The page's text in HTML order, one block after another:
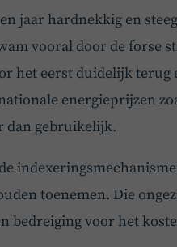
jaar hardnekkig en
vooral door de forse
het eerst duidelijk
energieprijzen
dan gebruikelijk.
toenemen. Die
bedreiging voor het